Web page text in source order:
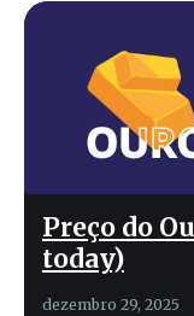
Preço do
today)
dezembro 29, 2025